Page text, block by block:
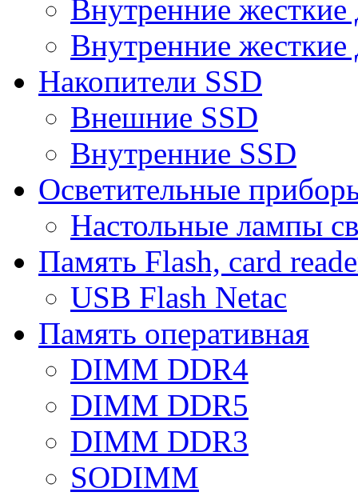
Внутренние
Внутренние
Накопители SSD
Внешние SSD
Внутренние SSD
Осветительные
Настольные лампы
Память Flash, card
USB Flash Netac
Память оперативная
DIMM DDR4
DIMM DDR5
DIMM DDR3
SODIMM